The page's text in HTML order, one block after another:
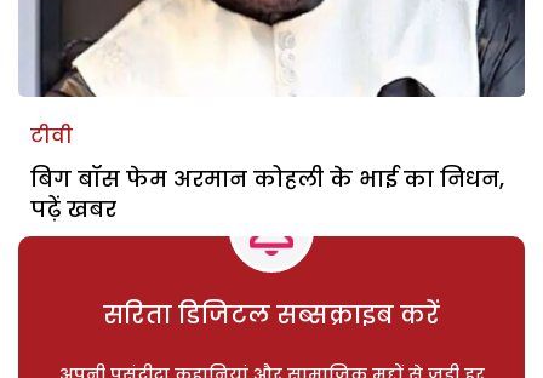
टीवी
बिग बॉस फेम अरमान कोहली के भाई का निधन,
पढ़ें खबर
सरिता डिजिटल सब्सक्राइब करें